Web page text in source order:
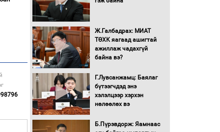
Автомашинд улсын
дугаарын тэгш,
Бага орлоготой
иргэдийн орлогод
татвар ногдуулахгүй
бүрдүүллээ
Ж.Галбадрах: МИАТ
ТӨХК яагаад ашигтай
ажиллаж чадахгүй
байна вэ?
Г.Лувсанжамц: Баялаг
бүтээгчдэд энэ
хэлэлцээр хэрхэн
нөлөөлөх вэ
Б.Пүрэвдорж: Яамнаас